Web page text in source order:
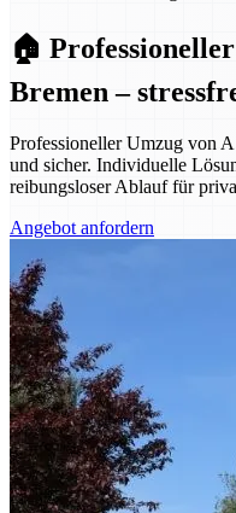
🏠
Bremen –
Professioneller Umzug von
und sicher. Individuelle
reibungsloser Ablauf für
Angebot anfordern